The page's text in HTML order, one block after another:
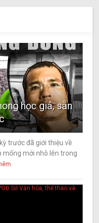
học giả, sẵn
trước đã giới thiệu về
mống mới nhô lên trong